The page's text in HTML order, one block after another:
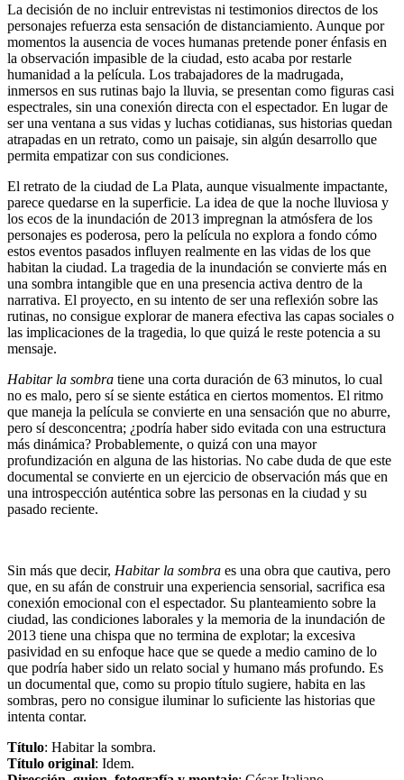
La decisión de no incluir entrevistas ni testimonios directos de los
personajes refuerza esta sensación de distanciamiento. Aunque por
momentos la ausencia de voces humanas pretende poner énfasis en
la observación impasible de la ciudad, esto acaba por restarle
humanidad a la película. Los trabajadores de la madrugada,
inmersos en sus rutinas bajo la lluvia, se presentan como figuras casi
espectrales, sin una conexión directa con el espectador. En lugar de
ser una ventana a sus vidas y luchas cotidianas, sus historias quedan
atrapadas en un retrato, como un paisaje, sin algún desarrollo que
permita empatizar con sus condiciones.
El retrato de la ciudad de La Plata, aunque visualmente impactante,
parece quedarse en la superficie. La idea de que la noche lluviosa y
los ecos de la inundación de 2013 impregnan la atmósfera de los
personajes es poderosa, pero la película no explora a fondo cómo
estos eventos pasados influyen realmente en las vidas de los que
habitan la ciudad. La tragedia de la inundación se convierte más en
una sombra intangible que en una presencia activa dentro de la
narrativa. El proyecto, en su intento de ser una reflexión sobre las
rutinas, no consigue explorar de manera efectiva las capas sociales o
las implicaciones de la tragedia, lo que quizá le reste potencia a su
mensaje.
Habitar la sombra tiene una corta duración de 63 minutos, lo cual
no es malo, pero sí se siente estática en ciertos momentos. El ritmo
que maneja la película se convierte en una sensación que no aburre,
pero sí desconcentra; ¿podría haber sido evitada con una estructura
más dinámica? Probablemente, o quizá con una mayor
profundización en alguna de las historias. No cabe duda de que este
documental se convierte en un ejercicio de observación más que en
una introspección auténtica sobre las personas en la ciudad y su
pasado reciente.
Sin más que decir, Habitar la sombra es una obra que cautiva, pero
que, en su afán de construir una experiencia sensorial, sacrifica esa
conexión emocional con el espectador. Su planteamiento sobre la
ciudad, las condiciones laborales y la memoria de la inundación de
2013 tiene una chispa que no termina de explotar; la excesiva
pasividad en su enfoque hace que se quede a medio camino de lo
que podría haber sido un relato social y humano más profundo. Es
un documental que, como su propio título sugiere, habita en las
sombras, pero no consigue iluminar lo suficiente las historias que
intenta contar.
Título: Habitar la sombra.
Título original: Idem.